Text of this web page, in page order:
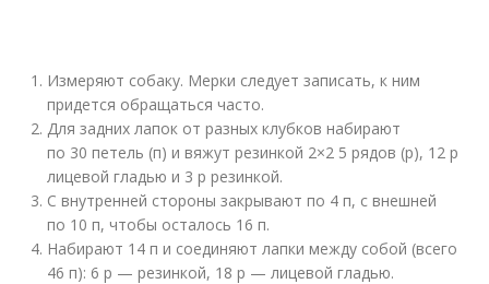
Измеряют собаку. Мерки следует записать, к ним
придется обращаться часто.
Для задних лапок от разных клубков набирают
по 30 петель (п) и вяжут резинкой 2×2 5 рядов (р), 12 р
лицевой гладью и 3 р резинкой.
С внутренней стороны закрывают по 4 п, с внешней
по 10 п, чтобы осталось 16 п.
Набирают 14 п и соединяют лапки между собой (всего
46 п): 6 р — резинкой, 18 р — лицевой гладью.